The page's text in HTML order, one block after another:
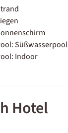
Süßwasserpool
Indoor
Hotel